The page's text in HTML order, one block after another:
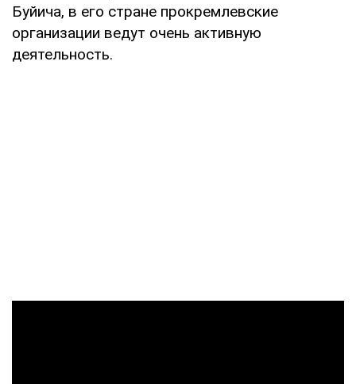
Буйича, в его стране прокремлевские
организации ведут очень активную
деятельность.